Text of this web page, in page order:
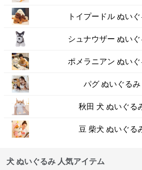
トイプードル ぬい
シュナウザー ぬいぐ
ポメラニアン ぬいぐ
パグ ぬいぐるみ
秋田 犬 ぬいぐる
豆 柴犬 ぬいぐる
犬 ぬいぐるみ 人気アイテム